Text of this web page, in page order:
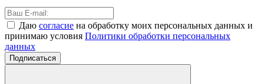
Даю согласие на обработку моих персональных данных и
принимаю условия Политики обработки персональных
данных
Подписаться